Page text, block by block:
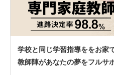
学校と同じ学習指導ををお家
教師陣があなたの夢をフルサ